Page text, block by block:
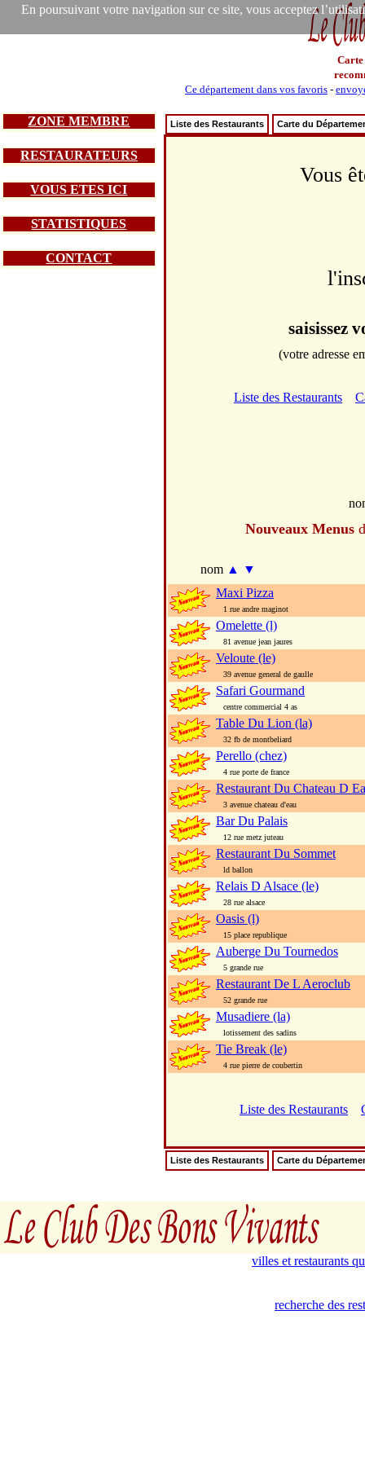
En poursuivant votre navigation sur ce site, vous acceptez
Carte
Ce département dans vos favoris -
ZONE MEMBRE
RESTAURATEURS
VOUS ETES ICI
STATISTIQUES
CONTACT
Liste des Restaurants Carte du
Vous
saisissez
(votre adresse
Liste des Restaurants
Nouveaux Menus
nom ▲
▼
Maxi Pizza
1 rue andre maginot
Omelette (l)
81 avenue jean jaures
Veloute (le)
39 avenue general de gaulle
Safari Gourmand
centre commercial 4 as
Table Du Lion (la)
32 fb de montbeliard
Perello (chez)
4 rue porte de france
Restaurant Du Chateau D
3 avenue chateau d'eau
Bar Du Palais
12 rue metz juteau
Restaurant Du Sommet
ld ballon
Relais D Alsace (le)
28 rue alsace
Oasis (l)
15 place republique
Auberge Du Tournedos
5 grande rue
Restaurant De L Aeroclub
52 grande rue
Musadiere (la)
lotissement des sadins
Tie Break (le)
4 rue pierre de coubertin
Liste des Restaurants
Liste des Restaurants Carte du
villes et restaurants
recherche des